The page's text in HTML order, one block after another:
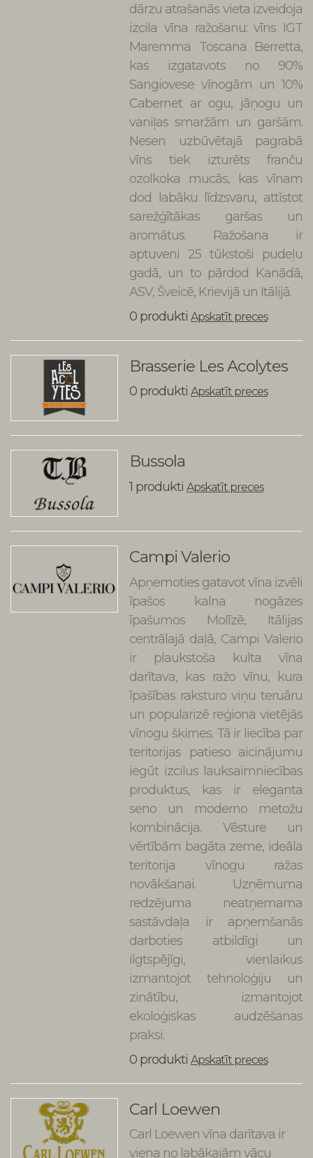
dārzu atrašanās vieta izveidoja
izcila vīna ražošanu: vīns IGT
Maremma Toscana Berretta,
kas izgatavots no 90%
Sangiovese vīnogām un 10%
Cabernet ar ogu, jāņogu un
vaniļas smaržām un garšām.
Nesen uzbūvētajā pagrabā
vīns tiek izturēts franču
ozolkoka mucās, kas vīnam
dod labāku līdzsvaru, attīstot
sarežģītākas garšas un
aromātus. Ražošana ir
aptuveni 25 tūkstoši pudeļu
gadā, un to pārdod Kanādā,
ASV, Šveicē, Krievijā un Itālijā.
0 produkti Apskatīt preces
Brasserie Les Acolytes
0 produkti Apskatīt preces
Bussola
1 produkti Apskatīt preces
Campi Valerio
Apņemoties gatavot vīna izvēli
īpašos kalna nogāzes
īpašumos Molīzē, Itālijas
centrālajā daļā, Campi Valerio
ir plaukstoša kulta vīna
darītava, kas ražo vīnu, kura
īpašības raksturo viņu teruāru
un popularizē reģiona vietējās
vīnogu šķirnes. Tā ir liecība par
teritorijas patieso aicinājumu
iegūt izcilus lauksaimniecības
produktus, kas ir eleganta
seno un moderno metožu
kombinācija. Vēsture un
vērtībām bagāta zeme, ideāla
teritorija vīnogu ražas
novākšanai. Uzņēmuma
redzējuma neatņemama
sastāvdaļa ir apņemšanās
darboties atbildīgi un
ilgtspējīgi, vienlaikus
izmantojot tehnoloģiju un
zinātību, izmantojot
ekoloģiskas audzēšanas
praksi.
0 produkti Apskatīt preces
Carl Loewen
Carl Loewen vīna darītava ir
viena no labākajām vācu